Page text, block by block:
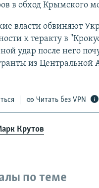
в обход Крымского
власти обвиняют
к теракту в
удар после него
из Центральной
Читать без VPN
Крутов
по теме